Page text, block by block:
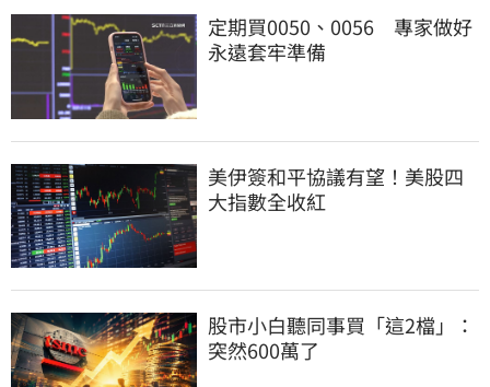
定期買0050、0056　專家做好
永遠套牢準備
美伊簽和平協議有望！美股四
大指數全收紅
股市小白聽同事買「這2檔」：
突然600萬了